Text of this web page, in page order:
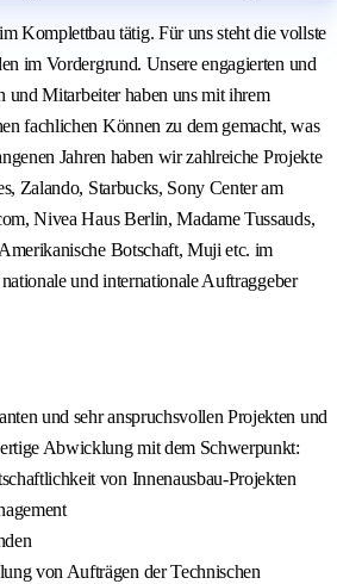
Komplettbau tätig. Für uns steht die vollste
im Vordergrund. Unsere engagierten und
und Mitarbeiter haben uns mit ihrem
fachlichen Können zu dem gemacht, was
Jahren haben wir zahlreiche Projekte
Zalando, Starbucks, Sony Center am
Nivea Haus Berlin, Madame Tussauds,
Botschaft, Muji etc. im
und internationale Auftraggeber
und sehr anspruchsvollen Projekten und
Abwicklung mit dem Schwerpunkt:
von Innenausbau-Projekten
von Aufträgen der Technischen